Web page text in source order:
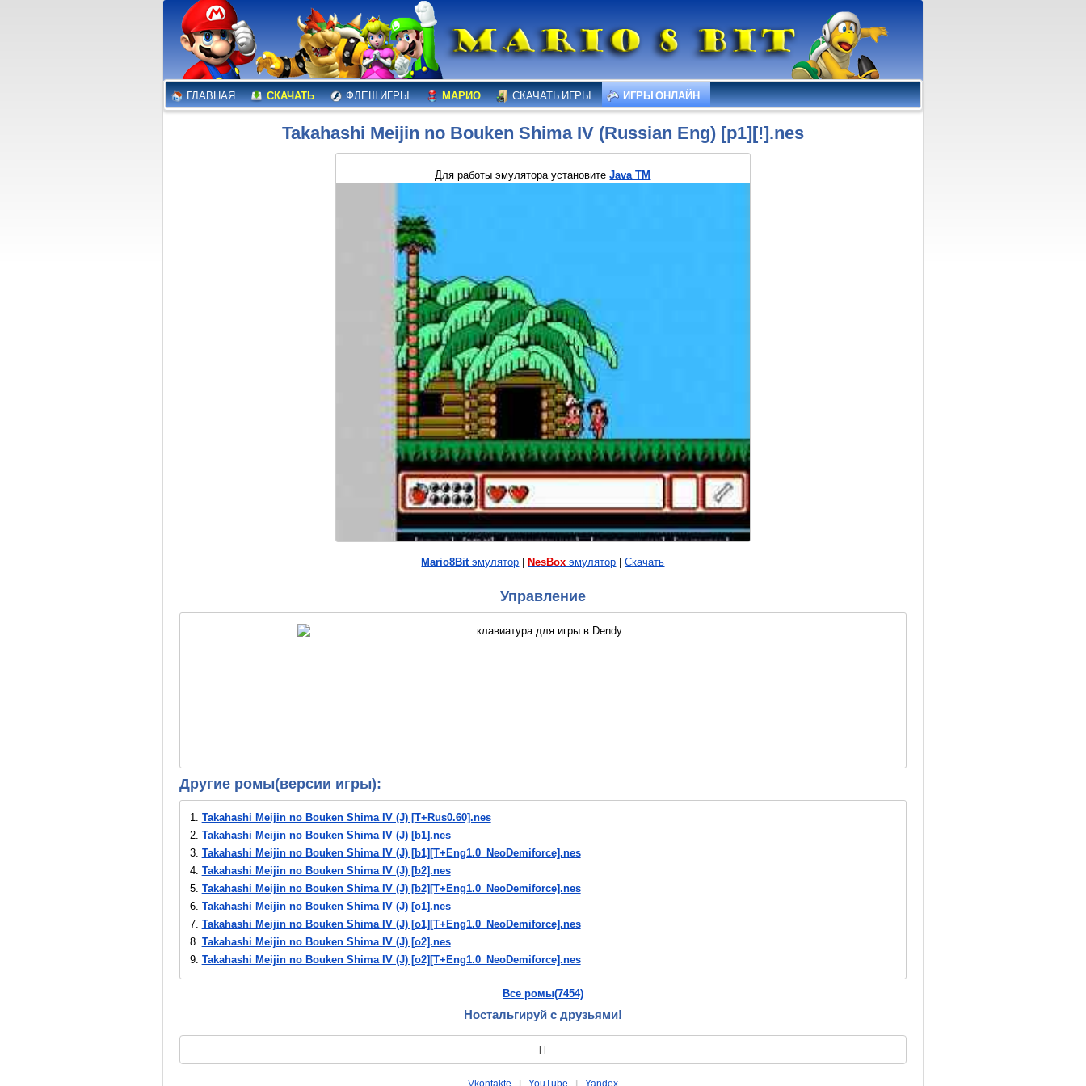
ГЛАВНАЯ СКАЧАТЬ ФЛЕШ ИГРЫ МАРИО СКАЧАТЬ ИГРЫ ИГРЫ ОНЛАЙН
Takahashi Meijin no Bouken Shima IV (Russian Eng) [p1][!].nes
Для работы эмулятора установитеJava TM
Mario8Bit эмулятор |NesBox эмулятор |Скачать
Управление
Другие ромы(версии игры):
1. Takahashi Meijin no Bouken Shima IV (J) [T+Rus0.60].nes
2. Takahashi Meijin no Bouken Shima IV (J) [b1].nes
3. Takahashi Meijin no Bouken Shima IV (J) [b1][T+Eng1.0_NeoDemiforce].nes
4. Takahashi Meijin no Bouken Shima IV (J) [b2].nes
5. Takahashi Meijin no Bouken Shima IV (J) [b2][T+Eng1.0_NeoDemiforce].nes
6. Takahashi Meijin no Bouken Shima IV (J) [o1].nes
7. Takahashi Meijin no Bouken Shima IV (J) [o1][T+Eng1.0_NeoDemiforce].nes
8. Takahashi Meijin no Bouken Shima IV (J) [o2].nes
9. Takahashi Meijin no Bouken Shima IV (J) [o2][T+Eng1.0_NeoDemiforce].nes
10.Takahashi Meijin no Bouken Shima IV (J) [T+Bra85%_BR Translations].nes
Takahashi Meijin no Bouken Shima IV (J) [T+Eng1.0_NeoDemiforce].nes
Takahashi Meijin no Bouken Shima IV (J) [T+Spa.90_PaladinKnights].nes
Все ромы(7454)
Ностальгируй с друзьями!
||
Vkontakte | YouTube | Yandex